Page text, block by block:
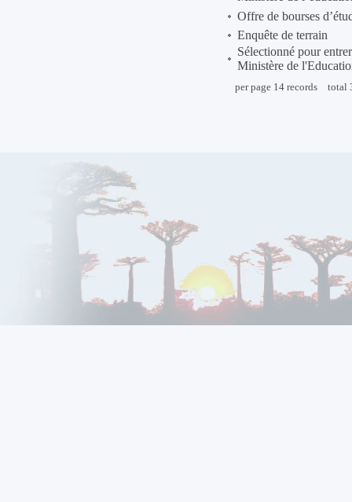
Offre de bourses
Enquête de terrain
Sélectionné pour
Ministère de
per page 14 records total